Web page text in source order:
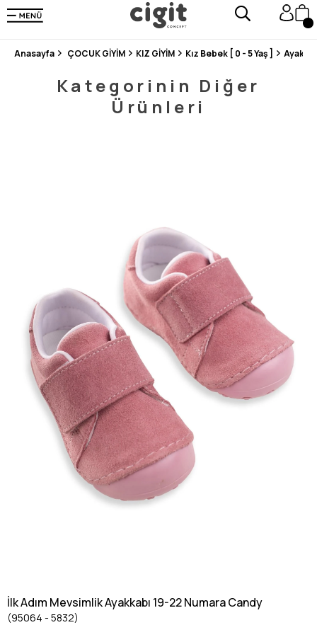
250.000'DEN FAZLA DEĞERLENDİRMEDE 5 ÜZERİNDEN 4.8 PUAN ALDI ⭐⭐⭐⭐⭐
3 MİLYONDAN FAZLA MUTLU MÜŞTERİ ❤️ 10 MİLYON ÜRÜN
Anasayfa ÇOCUK GİYİM KIZ GİYİM Kız Bebek [ 0 - 5 Yaş ]
Kategorinin Diğer
Ürünleri
İlk Adım Mevsimlik Ayakkabı 19-22 Numara Candy
(95064 - 5832)